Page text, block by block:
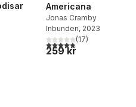
Totalt antal röster:
Americana
Jonas Cramby
Inbunden, 2023
4,8utav 5 stjärnor. Totalt
(17)
259 kr